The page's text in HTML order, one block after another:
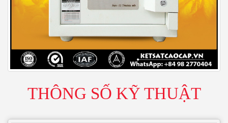
THÔNG SỐ KỸ THUẬT